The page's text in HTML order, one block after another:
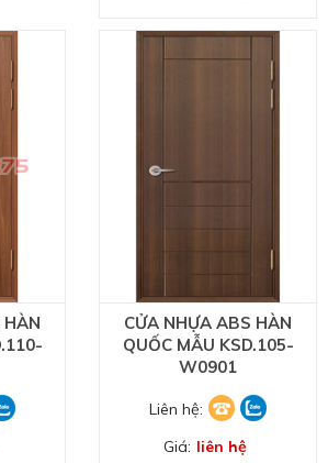
HÀN
CỬA NHỰA ABS HÀN
QUỐC MẪU KSD.105-
W0901
Liên hệ:
Giá: liên hệ